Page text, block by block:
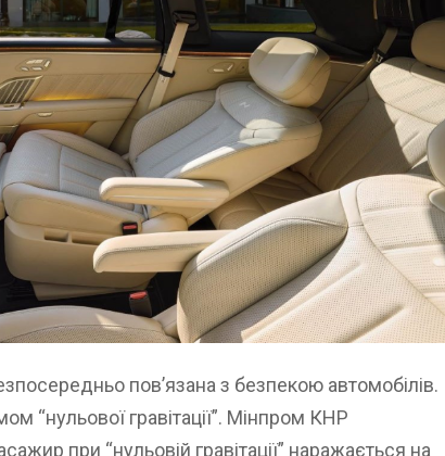
пов’язана з безпекою автомобілів.
“нульової гравітації”. Мінпром КНР
при “нульовій гравітації” наражається на